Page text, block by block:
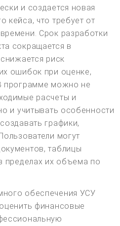
и создается новая
кейса, что требует от
Срок разработки
сокращается в
риск
ошибок при оценке,
программе можно не
расчеты и
и учитывать особенности
графики,
могут
таблицы
пределах их объема по
обеспечения УСУ
финансовые